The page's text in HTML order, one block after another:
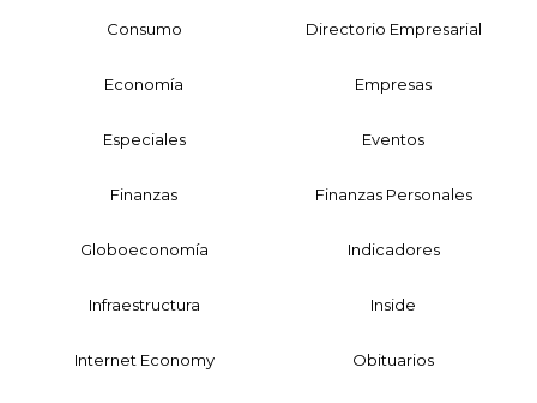
Consumo Directorio Empresarial
Economía Empresas
Especiales Eventos
Finanzas Finanzas Personales
Globoeconomía Indicadores
Infraestructura Inside
Internet Economy Obituarios